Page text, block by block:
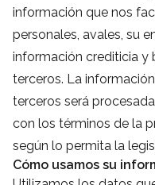
información que nos
personales, avales, su
información crediticia y
terceros. La
terceros será
con los términos de la
según lo permita la
Cómo usamos su